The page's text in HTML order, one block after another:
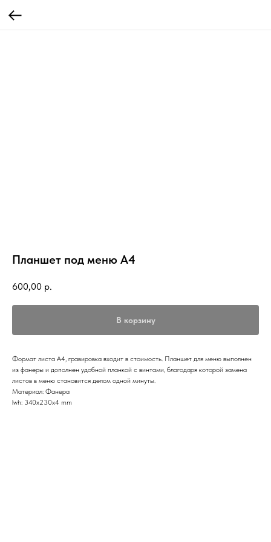
Планшет под меню А4
600,00 р.
В корзину
Формат листа А4, гравировка входит в стоимость. Планшет для меню выполнен
из фанеры и дополнен удобной планкой с винтами, благодаря которой замена
листов в меню становится делом одной минуты.
Материал: Фанера
lwh: 340x230x4 mm